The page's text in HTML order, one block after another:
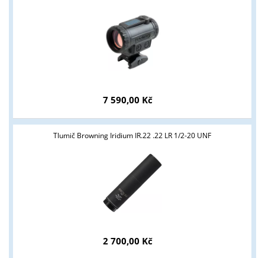
7 590,00 Kč
Tlumič Browning Iridium IR.22 .22 LR 1/2-20 UNF
2 700,00 Kč